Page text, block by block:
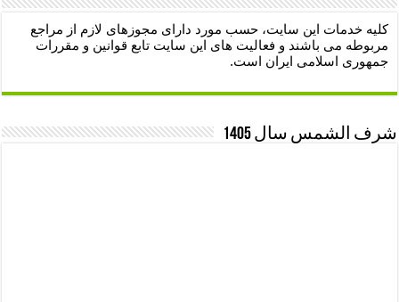
کلیه خدمات این سایت، حسب مورد دارای مجوزهای لازم از مراجع
مربوطه می باشند و فعالیت های این سایت تابع قوانین و مقررات
جمهوری اسلامی ایران است.
شرف الشمس سال 1405